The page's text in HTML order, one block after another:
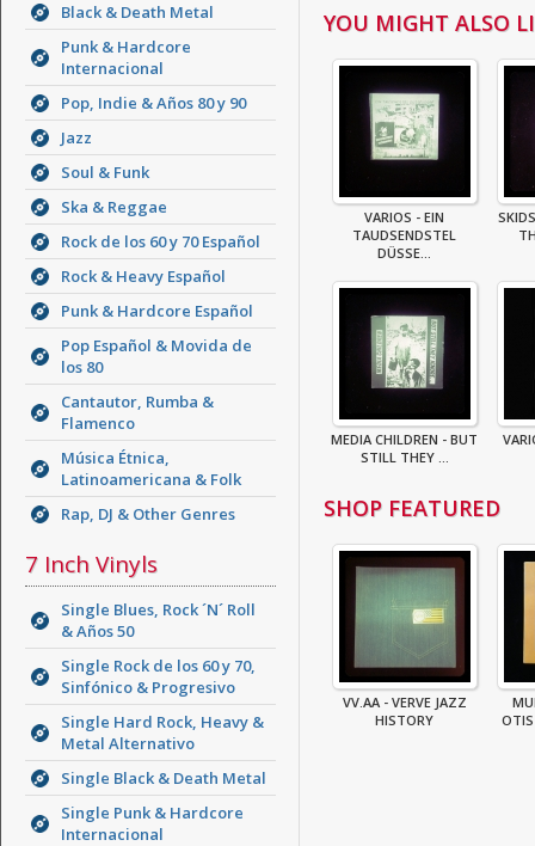
Black & Death Metal
Punk & Hardcore
Internacional
Pop, Indie & Años 80 y 90
Jazz
Soul & Funk
Ska & Reggae
Rock de los 60 y 70 Español
Rock & Heavy Español
Punk & Hardcore Español
Pop Español & Movida de
los 80
Cantautor, Rumba &
Flamenco
Música Étnica,
Latinoamericana & Folk
Rap, DJ & Other Genres
7 Inch Vinyls
Single Blues, Rock ´N´ Roll
& Años 50
Single Rock de los 60 y 70,
Sinfónico & Progresivo
Single Hard Rock, Heavy &
Metal Alternativo
Single Black & Death Metal
Single Punk & Hardcore
Internacional
YOU MIGHT ALSO
VARIOS - EIN
TAUDSENDSTEL
DÜSSE...
MEDIA CHILDREN - BUT
STILL THEY ...
SHOP FEATURED
VV.AA - VERVE JAZZ
HISTORY